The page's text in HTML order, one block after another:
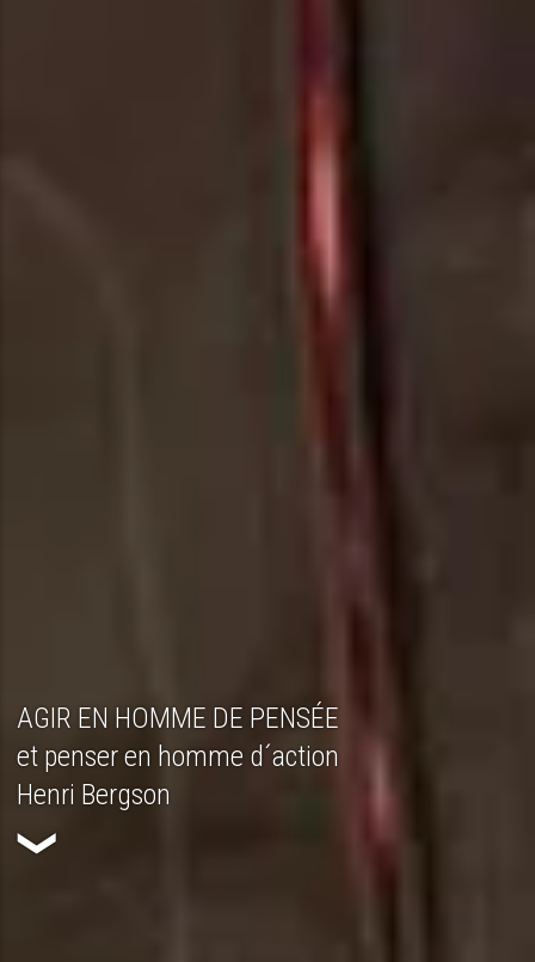
AGIR EN HOMME DE PENSÉE
et penser en homme d´action
Henri Bergson
❮
AGIR EN HOMME DE PENSÉE
et penser en homme d´action
Henri Bergson
❮